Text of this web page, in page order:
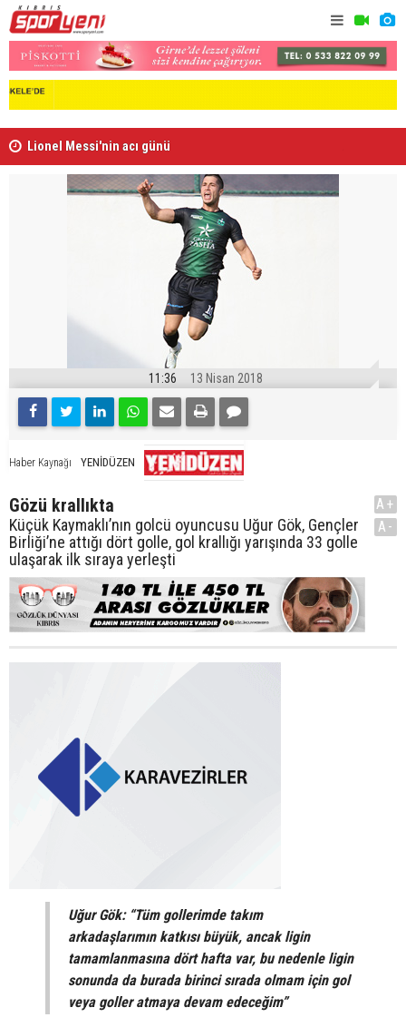
Lionel Messi'nin acı günü
11:36 13 Nisan 2018
Haber Kaynağı YENİDÜZEN
Gözü krallıkta
Küçük Kaymaklı’nın golcü oyuncusu Uğur Gök, Gençler
Birliği’ne attığı dört golle, gol krallığı yarışında 33 golle
ulaşarak ilk sıraya yerleşti
A+
A-
Uğur Gök: “Tüm gollerimde takım
arkadaşlarımın katkısı büyük, ancak ligin
tamamlanmasına dört hafta var, bu nedenle ligin
sonunda da burada birinci sırada olmam için gol
veya goller atmaya devam edeceğim”